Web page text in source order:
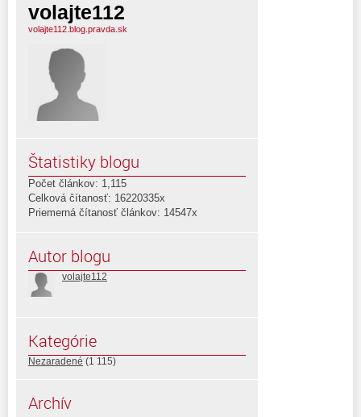
volajte112
volajte112.blog.pravda.sk
Štatistiky blogu
Počet článkov: 1,115
Celková čítanosť: 16220335x
Priemerná čítanosť článkov: 14547x
Autor blogu
volajte112
Kategórie
Nezaradené (1 115)
Archív